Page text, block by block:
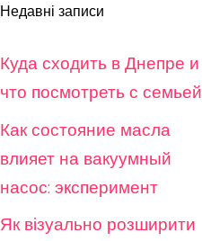
Недавні записи
Куда сходить в Днепре и
что посмотреть с семьей
Как состояние масла
влияет на вакуумный
насос: эксперимент
Як візуально розширити